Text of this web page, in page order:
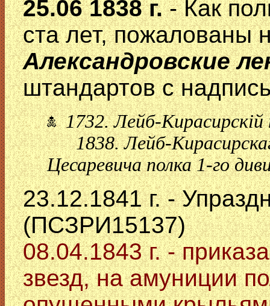
25.06 1838 г.- Как
ста лет, пожалованы
Александровские
штандартов с
1732. Лейб-Кирасирскiй
1838. Лейб-
Цесаревича полка 1-го
23.12.1841 г. -
(ПСЗРИ15137)
08.04.1843 г. -
звезд, на амуниции